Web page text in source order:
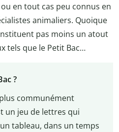
en tout cas peu connus en
animaliers. Quoique
pas moins un atout
tels que le Petit Bac…
?
communément
un jeu de lettres qui
tableau, dans un temps